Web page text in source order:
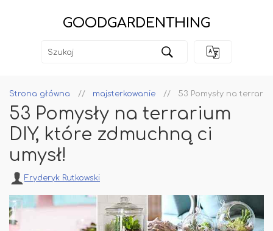
GOODGARDENTHING
Strona główna majsterkowanie 53 Pomysły na
53 Pomysły na terrarium
DIY, które zdmuchną ci
umysł!
Fryderyk Rutkowski